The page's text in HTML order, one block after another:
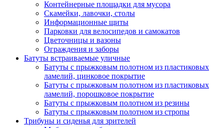
Контейнерные площадки для мусора
Скамейки, лавочки, столы
Информационные щиты
Парковки для велосипедов и самокатов
Цветочницы и вазоны
Ограждения и заборы
Батуты встраиваемые уличные
Батуты с прыжковым полотном из пластиковых
ламелий, цинковое покрытие
Батуты с прыжковым полотном из пластиковых
ламелий, порошковое покрытие
Батуты с прыжковым полотном из резины
Батуты с прыжковым полотном из стропы
Трибуны и сиденья для зрителей